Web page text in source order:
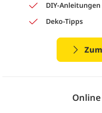
DIY-Anleitungen
Deko-Tipps